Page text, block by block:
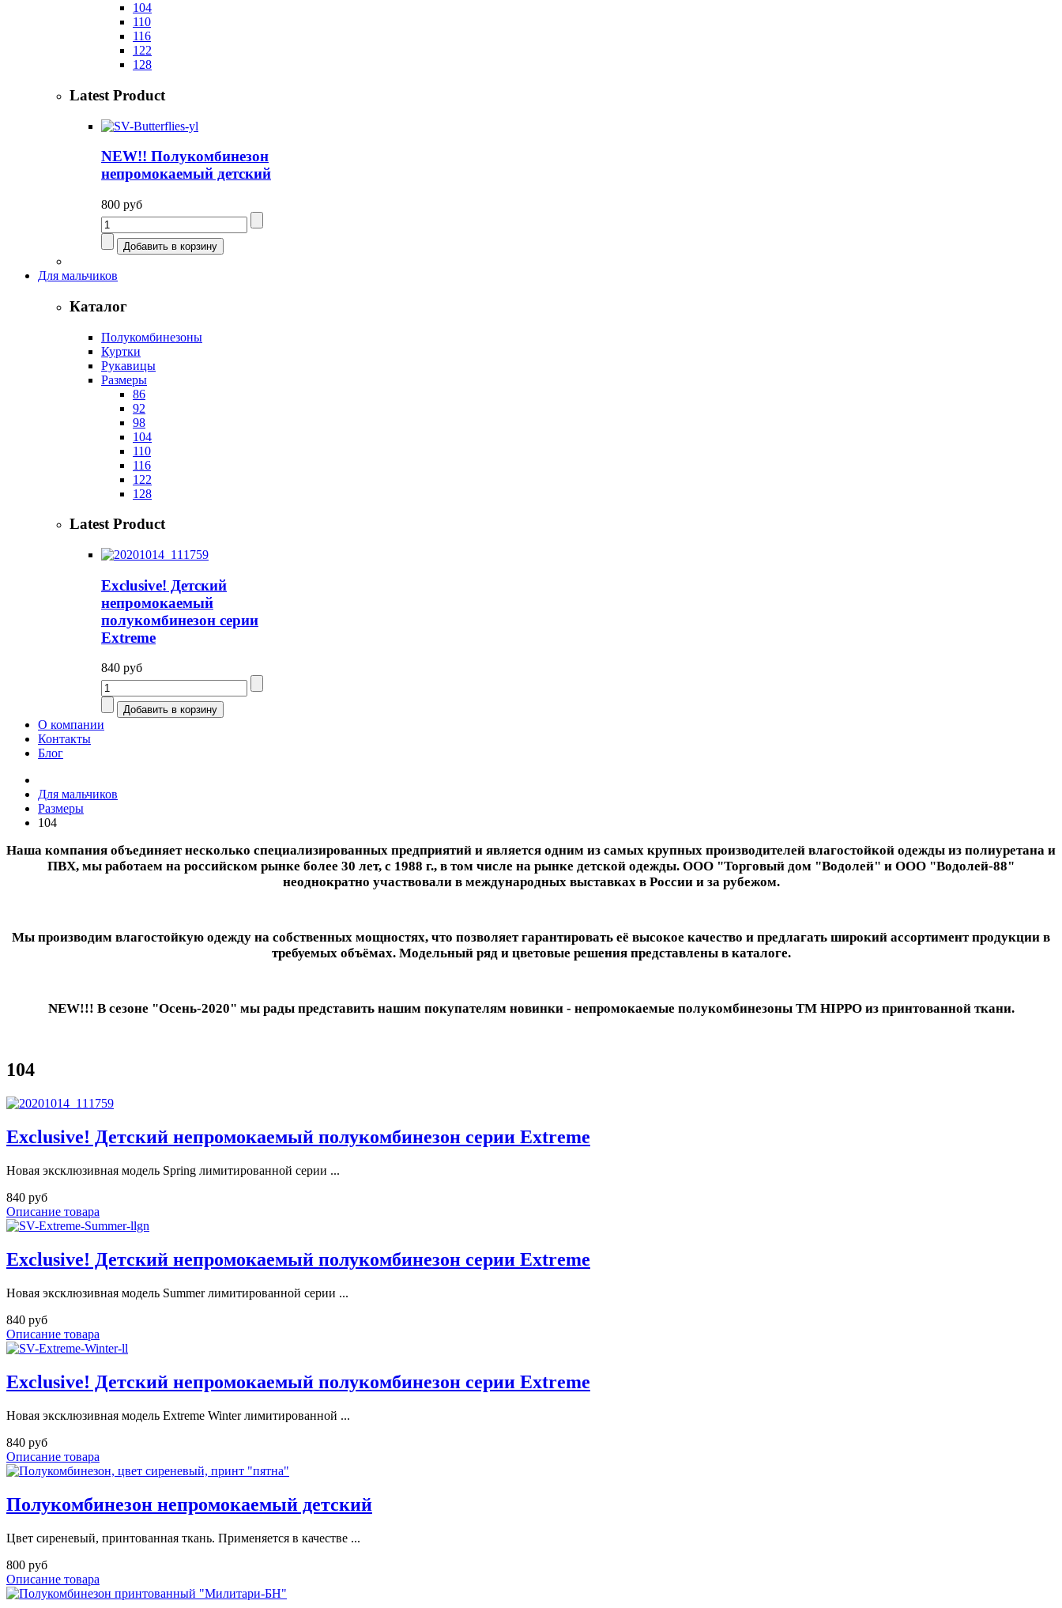
104
110
116
122
128
Latest Product
NEW!! Полукомбинезон
непромокаемый детский
800 руб
Для мальчиков
Каталог
Полукомбинезоны
Куртки
Рукавицы
Размеры
86
92
98
104
110
116
122
128
Latest Product
Exclusive! Детский
непромокаемый
полукомбинезон серии
Extreme
840 руб
О компании
Контакты
Блог
Для мальчиков
Размеры
104
Наша компания объединяет несколько специализированных предприятий и является одним из самых крупных производителей влагостойкой одежды из полиуретана и
ПВХ, мы работаем на российском рынке более 30 лет, с 1988 г., в том числе на рынке детской одежды. ООО "Торговый дом "Водолей" и ООО "Водолей-88"
неоднократно участвовали в международных выставках в России и за рубежом.
Мы производим влагостойкую одежду на собственных мощностях, что позволяет гарантировать её высокое качество и предлагать широкий ассортимент продукции в
требуемых объёмах. Модельный ряд и цветовые решения представлены в каталоге.
NEW!!! В сезоне "Осень-2020" мы рады представить нашим покупателям новинки - непромокаемые полукомбинезоны ТМ HIPPO из принтованной ткани.
104
Exclusive! Детский непромокаемый полукомбинезон серии Extreme
Новая эксклюзивная модель Spring лимитированной серии ...
840 руб
Описание товара
Exclusive! Детский непромокаемый полукомбинезон серии Extreme
Новая эксклюзивная модель Summer лимитированной серии ...
840 руб
Описание товара
Exclusive! Детский непромокаемый полукомбинезон серии Extreme
Новая эксклюзивная модель Extreme Winter лимитированной ...
840 руб
Описание товара
Полукомбинезон непромокаемый детский
Цвет сиреневый, принтованная ткань. Применяется в качестве ...
800 руб
Описание товара